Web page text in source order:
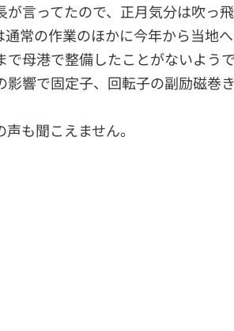
言ってたので、正月気分は吹っ
常の作業のほかに今年から当地
で母港で整備したことがないよう
影響で固定子、回転子の副励磁巻
も聞こえません。